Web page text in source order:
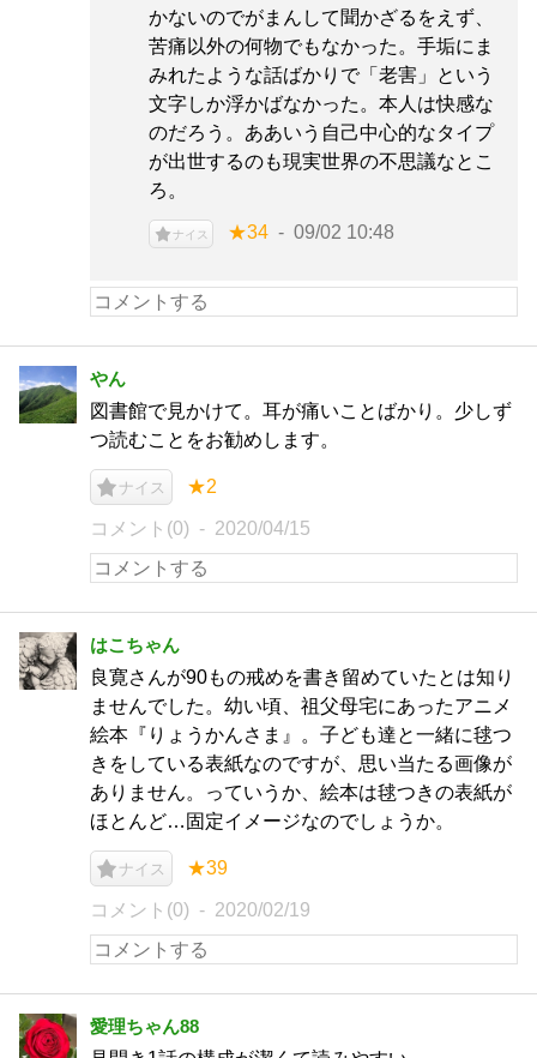
かないのでがまんして聞かざるをえず、
苦痛以外の何物でもなかった。手垢にま
みれたような話ばかりで「老害」という
文字しか浮かばなかった。本人は快感な
のだろう。ああいう自己中心的なタイプ
が出世するのも現実世界の不思議なとこ
ろ。
ナイス ★34 09/02 10:48
やん
図書館で見かけて。耳が痛いことばかり。少しず
つ読むことをお勧めします。
ナイス ★2
コメント(0) 2020/04/15
はこちゃん
良寛さんが90もの戒めを書き留めていたとは知り
ませんでした。幼い頃、祖父母宅にあったアニメ
絵本『りょうかんさま』。子ども達と一緒に毬つ
きをしている表紙なのですが、思い当たる画像が
ありません。っていうか、絵本は毬つきの表紙が
ほとんど…固定イメージなのでしょうか。
ナイス ★39
コメント(0) 2020/02/19
愛理ちゃん88